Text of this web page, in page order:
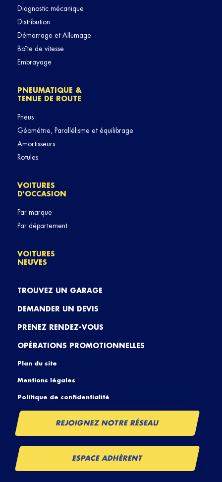
Diagnostic mécanique
Distribution
Démarrage et Allumage
Boîte de vitesse
Embrayage
PNEUMATIQUE &
TENUE DE ROUTE
Pneus
Géométrie, Parallélisme et équilibrage
Amortisseurs
Rotules
VOITURES
D'OCCASION
Par marque
Par département
VOITURES
NEUVES
TROUVEZ UN GARAGE
DEMANDER UN DEVIS
PRENEZ RENDEZ-VOUS
OPÉRATIONS PROMOTIONNELLES
Plan du site
Mentions légales
Politique de confidentialité
REJOIGNEZ NOTRE RÉSEAU
ESPACE ADHÉRENT